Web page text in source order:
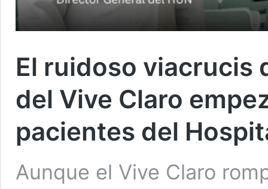
El ruidoso viacrucis
del Vive Claro
pacientes del
Aunque el Vive Claro